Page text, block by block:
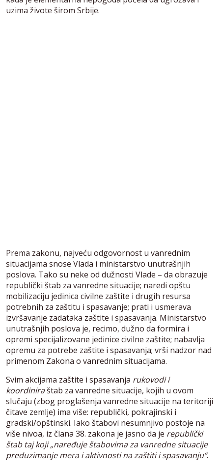
uzima živote širom Srbije.
Prema zakonu, najveću odgovornost u vanrednim
situacijama snose Vlada i ministarstvo unutrašnjih
poslova. Tako su neke od dužnosti Vlade – da obrazuje
republički štab za vanredne situacije; naredi opštu
mobilizaciju jedinica civilne zaštite i drugih resursa
potrebnih za zaštitu i spasavanje; prati i usmerava
izvršavanje zadataka zaštite i spasavanja. Ministarstvo
unutrašnjih poslova je, recimo, dužno da formira i
opremi specijalizovane jedinice civilne zaštite; nabavlja
opremu za potrebe zaštite i spasavanja; vrši nadzor nad
primenom Zakona o vanrednim situacijama.
Svim akcijama zaštite i spasavanja rukovodi i
koordiniraštab za vanredne situacije, kojih u ovom
slučaju (zbog proglašenja vanredne situacije na teritoriji
čitave zemlje) ima više: republički, pokrajinski i
gradski/opštinski. Iako štabovi nesumnjivo postoje na
više nivoa, iz člana 38. zakona je jasno da je republički
štab taj koji „naređuje štabovima za vanredne situacije
preduzimanje mera i aktivnosti na zaštiti i spasavanju“.